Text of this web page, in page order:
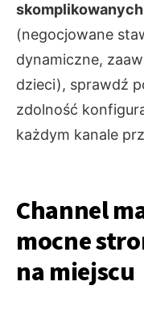
(negocjowane
dynamiczne,
dzieci), sprawdź
zdolność
każdym kanale
Channel
mocne
na miejscu